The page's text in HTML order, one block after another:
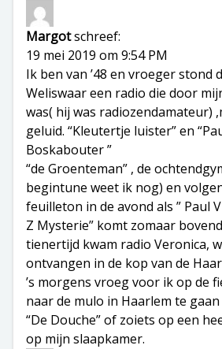
Margotschreef:
19 mei 2019 om 9:54 PM
Ik ben van ’48 en vroeger stond
Weliswaar een radio die door
was( hij was radiozendamateur)
geluid. “Kleutertje luister” en
Boskabouter ”
“de Groenteman” , de
begintune weet ik nog) en
feuilleton in de avond als ” Paul
Z Mysterie” komt zomaar
tienertijd kwam radio Veronica,
ontvangen in de kop van de
’s morgens vroeg voor ik op de
naar de mulo in Haarlem te
“De Douche” of zoiets op een
op mijn slaapkamer.